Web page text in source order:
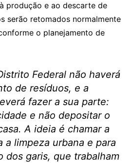
produção e ao descarte de
serão retomados normalmente
o planejamento de
Federal não haverá
de resíduos, e a
fazer a sua parte:
e não depositar o
A ideia é chamar a
a limpeza urbana e para
dos garis, que trabalham